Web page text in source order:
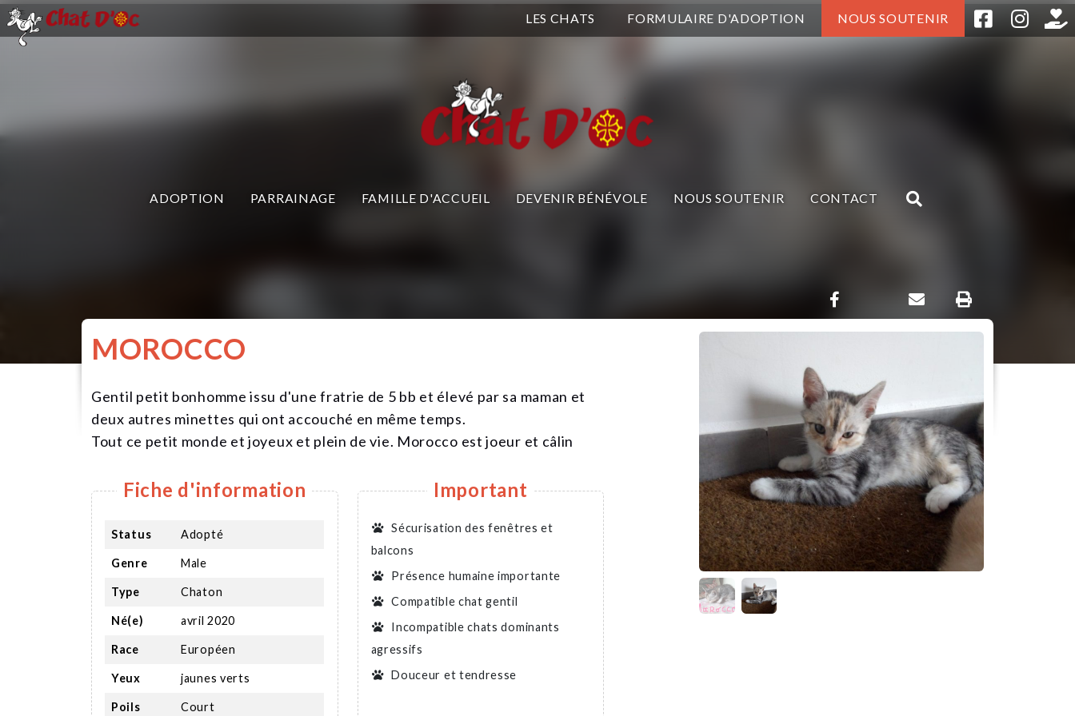
LES CHATS FORMULAIRE D'ADOPTION NOUS SOUTENIR
ADOPTION PARRAINAGE FAMILLE D'ACCUEIL DEVENIR BÉNÉVOLE NOUS SOUTENIR CONTACT
MOROCCO
Gentil petit bonhomme issu d'une fratrie de 5 bb et élevé par sa maman et
deux autres minettes qui ont accouché en même temps.
Tout ce petit monde et joyeux et plein de vie. Morocco est joeur et câlin
Fiche d'information
Status Adopté
Genre Male
Type Chaton
Né(e) avril 2020
Race Européen
Yeux jaunes verts
Poils Court
Important
Sécurisation des fenêtres et
balcons
Présence humaine importante
Compatible chat gentil
Incompatible chats dominants
agressifs
Douceur et tendresse